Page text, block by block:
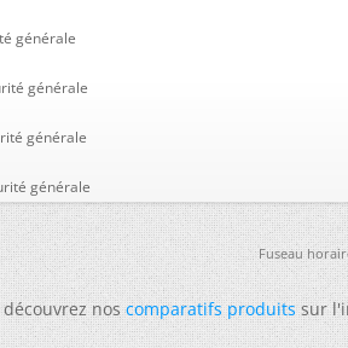
générale
générale
générale
générale
Fuseau
noscomparatifs produitssur